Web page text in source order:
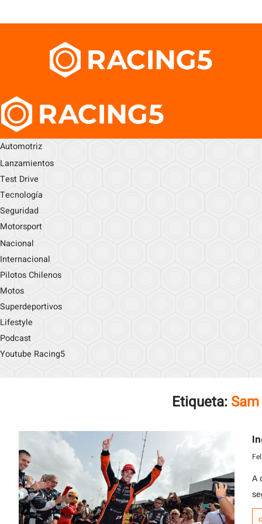
Automotriz
Lanzamientos
Test Drive
Tecnología
Seguridad
Motorsport
Nacional
Internacional
Pilotos Chilenos
Motos
Superdeportivos
Lifestyle
Podcast
Youtube Racing5
Etiqueta:
A